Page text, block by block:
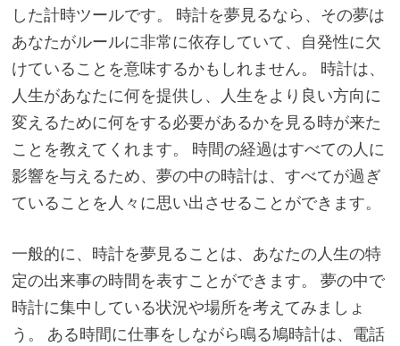
した計時ツールです。 時計を夢見るなら、その夢は
あなたがルールに非常に依存していて、自発性に欠
けていることを意味するかもしれません。 時計は、
人生があなたに何を提供し、人生をより良い方向に
変えるために何をする必要があるかを見る時が来た
ことを教えてくれます。 時間の経過はすべての人に
影響を与えるため、夢の中の時計は、すべてが過ぎ
ていることを人々に思い出させることができます。
一般的に、時計を夢見ることは、あなたの人生の特
定の出来事の時間を表すことができます。 夢の中で
時計に集中している状況や場所を考えてみましょ
う。 ある時間に仕事をしながら鳴る鳩時計は、電話